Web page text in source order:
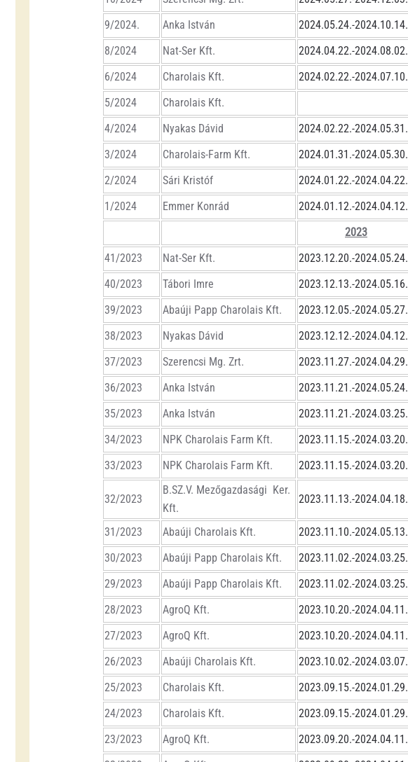
9/2024.
Anka István 2024.05.24.-2024.10.14.
8/2024
Nat-Ser Kft. 2024.04.22.-2024.08.02.
6/2024
Charolais Kft. 2024.02.22.-2024.07.10.
5/2024
Charolais Kft.
4/2024
Nyakas Dávid 2024.02.22.-2024.05.31.
3/2024
Charolais-Farm Kft. 2024.01.31.-2024.05.30.
2/2024
Sári Kristóf 2024.01.22.-2024.04.22.
1/2024
Emmer Konrád 2024.01.12.-2024.04.12.
2023
41/2023
Nat-Ser Kft. 2023.12.20.-2024.05.24.
40/2023
Tábori Imre 2023.12.13.-2024.05.16.
39/2023
Abaúji Papp Charolais Kft. 2023.12.05.-2024.05.27.
38/2023
Nyakas Dávid 2023.12.12.-2024.04.12.
37/2023
Szerencsi Mg. Zrt. 2023.11.27.-2024.04.29.
36/2023
Anka István 2023.11.21.-2024.05.24.
35/2023
Anka István 2023.11.21.-2024.03.25.
34/2023
NPK Charolais Farm Kft. 2023.11.15.-2024.03.20.
33/2023
NPK Charolais Farm Kft. 2023.11.15.-2024.03.20.
32/2023
B.SZ.V. Mezőgazdasági Ker.
Kft.
2023.11.13.-2024.04.18.
31/2023 Abaúji Charolais Kft. 2023.11.10.-2024.05.13.
30/2023
Abaúji Papp Charolais Kft. 2023.11.02.-2024.03.25.
29/2023
Abaúji Papp Charolais Kft. 2023.11.02.-2024.03.25.
28/2023
AgroQ Kft. 2023.10.20.-2024.04.11.
27/2023
AgroQ Kft. 2023.10.20.-2024.04.11.
26/2023
Abaúji Charolais Kft. 2023.10.02.-2024.03.07.
25/2023
Charolais Kft. 2023.09.15.-2024.01.29.
24/2023
Charolais Kft. 2023.09.15.-2024.01.29.
23/2023
AgroQ Kft. 2023.09.20.-2024.04.11.